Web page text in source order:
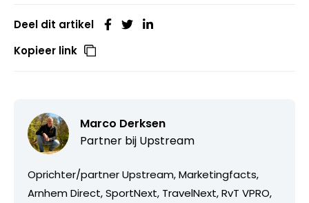
Deel dit artikel
Kopieer link
Marco Derksen
Partner bij Upstream
Oprichter/partner Upstream, Marketingfacts,
Arnhem Direct, SportNext, TravelNext, RvT VPRO,